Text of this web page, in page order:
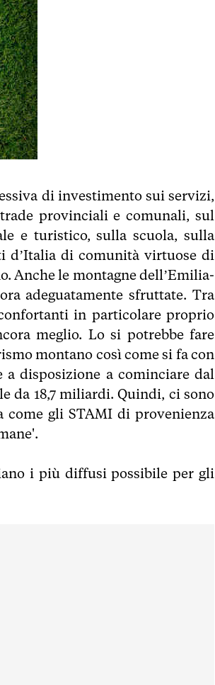
di investimento sui servizi,
provinciali e comunali, sul
e turistico, sulla scuola, sulla
d’Italia di comunità virtuose di
Anche le montagne dell’Emilia-
adeguatamente sfruttate. Tra
in particolare proprio
meglio. Lo si potrebbe fare
montano così come si fa con
disposizione a cominciare dal
da 18,7 miliardi. Quindi, ci sono
gli STAMI di provenienza
i più diffusi possibile per gli